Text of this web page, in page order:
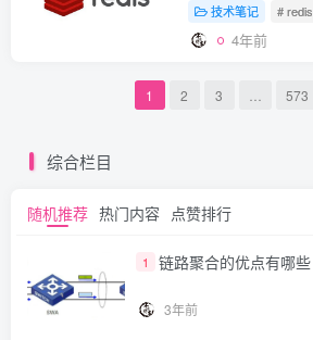
技术笔记 # redis
4年前
1 2 3 573
综合栏目
随机推荐 热门内容 点赞排行
1 链路聚合的优点有哪些
3年前